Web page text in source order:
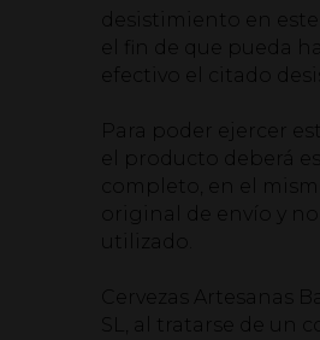
desistimiento en este
el fin de que pueda
efectivo el citado
Para poder ejercer
el producto deberá
completo, en el
original de envío y
utilizado.
Cervezas Artesanas
SL, al tratarse de un